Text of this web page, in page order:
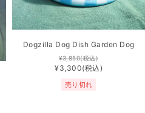
Dogzilla Dog Dish Garden Dog
¥3,850(税込)
¥3,300(税込)
売り切れ